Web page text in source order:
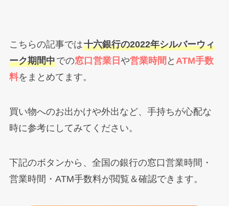
こちらの記事では十六銀行の2022年シルバーウィ
ーク期間中での窓口営業日 や営業時間 と ATM手数
料をまとめてます。
買い物へのお出かけや外出など、手持ちが心配な
時に参考にしてみてください。
下記のボタンから、全国の銀行の窓口営業時間・
営業時間・ATM手数料が閲覧＆確認できます。